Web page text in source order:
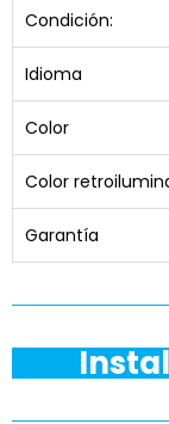
Condición:
Idioma
Color
Color
Garantía